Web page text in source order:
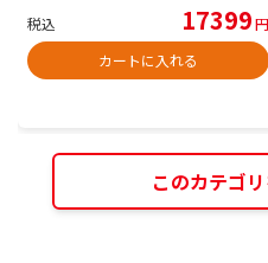
税込 17399円
カートに入れる
このカテゴ